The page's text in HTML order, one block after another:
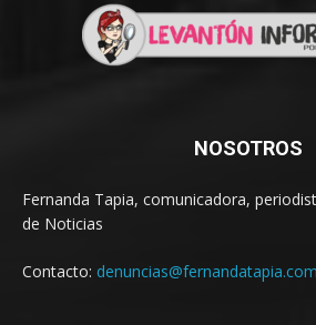
NOSOTROS
Fernanda Tapia, comunicadora,
de Noticias
Contacto: denuncias@fernandatapia.com